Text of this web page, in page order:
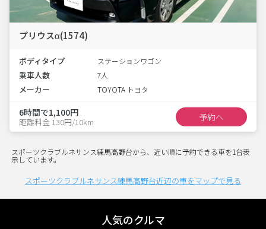
プリウスα(1574)
ボディタイプ ステーションワゴン
乗車人数 7人
メーカー TOYOTA トヨタ
6時間で1,100円
距離料金 130円/10km 予約へ
スポーツクラブルネサンス練馬高野台から、近い順に予約できる車を1台表
示しています。
スポーツクラブルネサンス練馬高野台近辺の車をマップで見る
人気のクルマ